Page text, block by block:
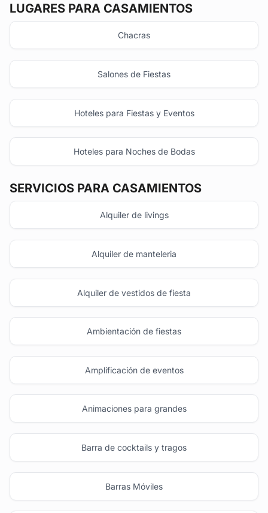
LUGARES PARA CASAMIENTOS
Chacras
Salones de Fiestas
Hoteles para Fiestas y Eventos
Hoteles para Noches de Bodas
SERVICIOS PARA CASAMIENTOS
Alquiler de livings
Alquiler de manteleria
Alquiler de vestidos de fiesta
Ambientación de fiestas
Amplificación de eventos
Animaciones para grandes
Barra de cocktails y tragos
Barras Móviles